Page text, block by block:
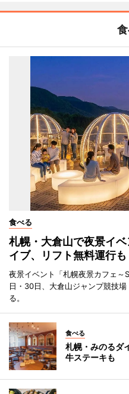
食べる
札幌・大倉山で夜景イ
イブ、リフト無料運行も
夜景イベント「札幌夜景カフェ
日・30日、大倉山ジャンプ競技
る。
食べる
札幌・みのるダ
牛ステーキも